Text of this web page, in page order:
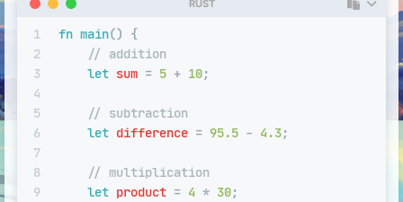
RUST
1
2
3
4
5
6
7
8
9
fn main() {
// addition
let sum = 5 + 10;
// subtraction
let difference = 95.5 - 4.3;
// multiplication
let product = 4 * 30;